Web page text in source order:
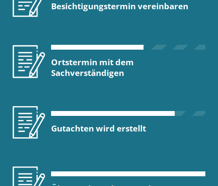
Besichtigungstermin vereinbaren
Ortstermin mit dem
Sachverständigen
Gutachten wird erstellt